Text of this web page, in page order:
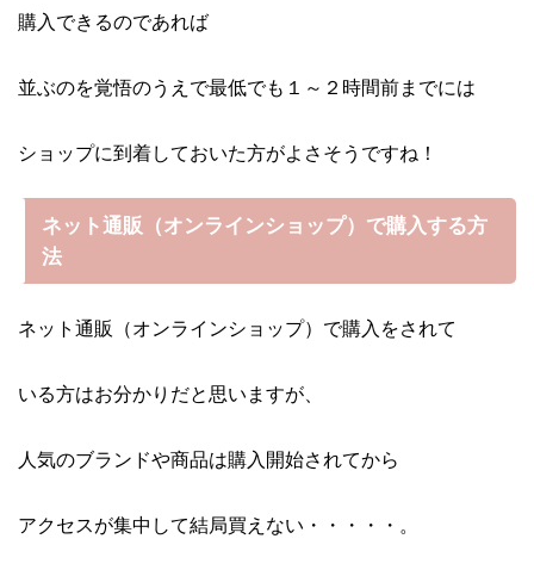
購入できるのであれば
並ぶのを覚悟のうえで最低でも１～２時間前までには
ショップに到着しておいた方がよさそうですね！
ネット通販（オンラインショップ）で購入する方
法
ネット通販（オンラインショップ）で購入をされて
いる方はお分かりだと思いますが、
人気のブランドや商品は購入開始されてから
アクセスが集中して結局買えない・・・・・。